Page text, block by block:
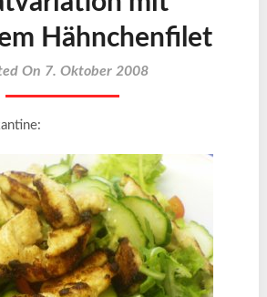
Hähnchenfilet
On 7. Oktober 2008